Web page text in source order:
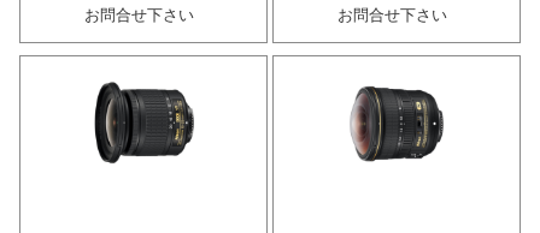
お問合せ下さい
お問合せ下さい